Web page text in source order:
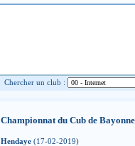
Chercher un club :
Championnat du Cub de Bayonne
Hendaye (17-02-2019)